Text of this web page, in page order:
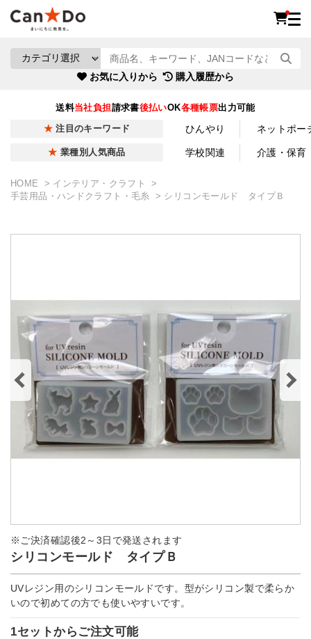
お気に入りから 購入履歴から
送料当社負担請求書後払いOK各種帳票出力可能
注目のキーワード ひんやり ネットポー
業種別人気商品 学校関連 介護・保育
HOME
インテリア・クラフト
手芸用品・ハンドクラフト・毛糸
シリコンモールド タイプＢ
※ご決済確認後2～3日で発送されます
シリコンモールド タイプＢ
UVレジン用のシリコンモールドです。型がシリコン製で柔らか
いので初めての方でも使いやすいです。
1セットからご注文可能